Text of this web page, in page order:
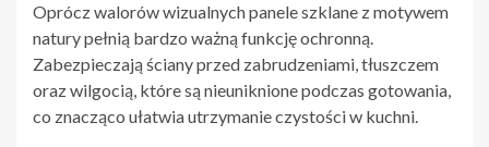
Oprócz walorów wizualnych panele szklane z motywem
natury pełnią bardzo ważną funkcję ochronną.
Zabezpieczają ściany przed zabrudzeniami, tłuszczem
oraz wilgocią, które są nieuniknione podczas gotowania,
co znacząco ułatwia utrzymanie czystości w kuchni.